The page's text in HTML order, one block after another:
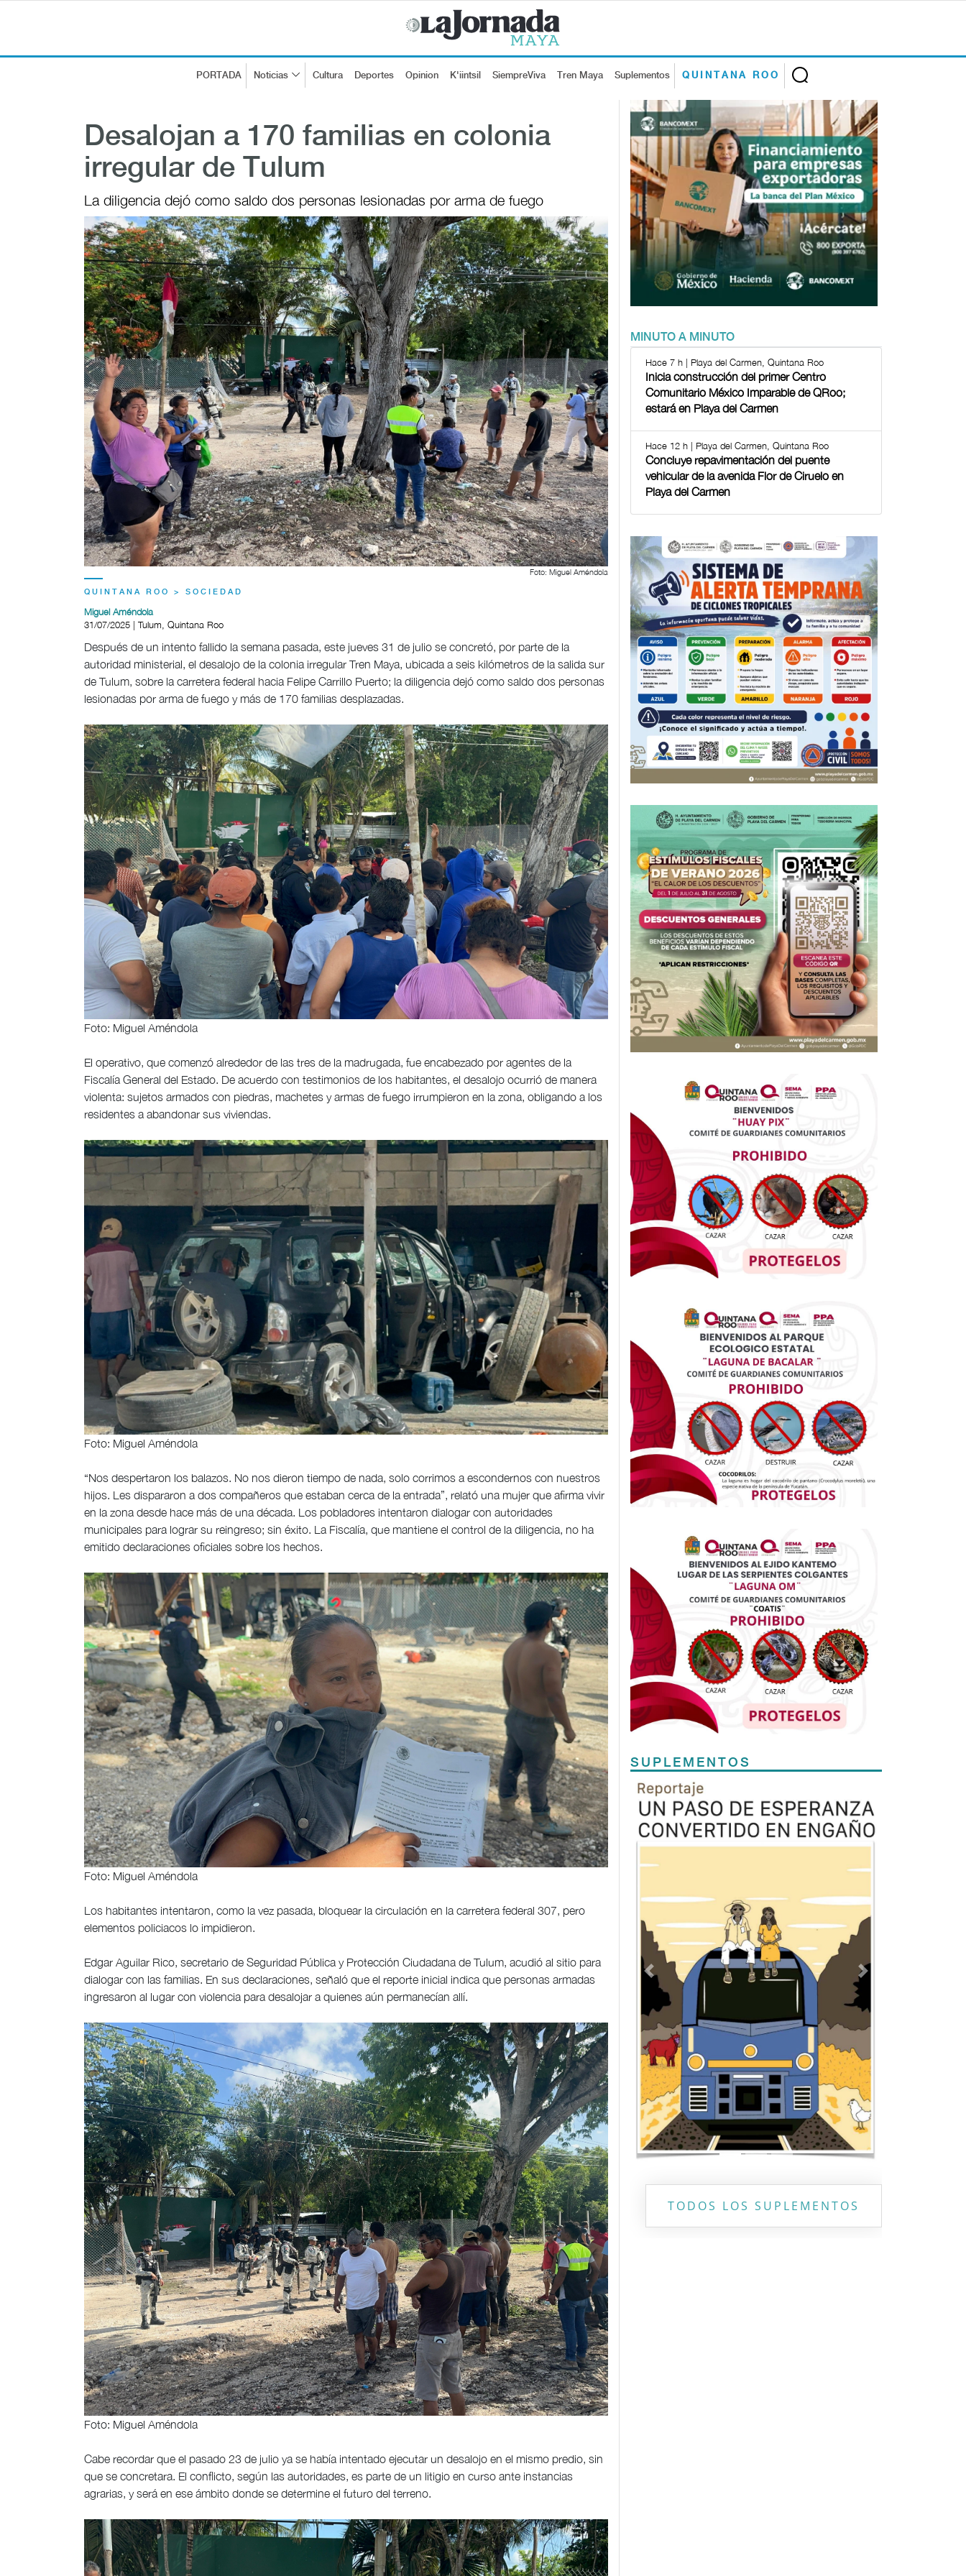
PORTADA Noticias Cultura Deportes Opinion K'iintsil SiempreViva Tren Maya Suplementos QUINTANA ROO
Desalojan a 170 familias en colonia
irregular de Tulum
La diligencia dejó como saldo dos personas lesionadas por arma de fuego
Foto: Miguel Améndola
QUINTANA ROO > SOCIEDAD
Miguel Améndola
31/07/2025 | Tulum, Quintana Roo
Después de un intento fallido la semana pasada, este jueves 31 de julio se concretó, por parte de la
autoridad ministerial, el desalojo de la colonia irregular Tren Maya, ubicada a seis kilómetros de la salida sur
de Tulum, sobre la carretera federal hacia Felipe Carrillo Puerto; la diligencia dejó como saldo dos personas
lesionadas por arma de fuego y más de 170 familias desplazadas.
Foto: Miguel Améndola
El operativo, que comenzó alrededor de las tres de la madrugada, fue encabezado por agentes de la
Fiscalía General del Estado. De acuerdo con testimonios de los habitantes, el desalojo ocurrió de manera
violenta: sujetos armados con piedras, machetes y armas de fuego irrumpieron en la zona, obligando a los
residentes a abandonar sus viviendas.
Foto: Miguel Améndola
“Nos despertaron los balazos. No nos dieron tiempo de nada, solo corrimos a escondernos con nuestros
hijos. Les dispararon a dos compañeros que estaban cerca de la entrada”, relató una mujer que afirma vivir
en la zona desde hace más de una década. Los pobladores intentaron dialogar con autoridades
municipales para lograr su reingreso; sin éxito. La Fiscalía, que mantiene el control de la diligencia, no ha
emitido declaraciones oficiales sobre los hechos.
Foto: Miguel Améndola
Los habitantes intentaron, como la vez pasada, bloquear la circulación en la carretera federal 307, pero
elementos policiacos lo impidieron.
Edgar Aguilar Rico, secretario de Seguridad Pública y Protección Ciudadana de Tulum, acudió al sitio para
dialogar con las familias. En sus declaraciones, señaló que el reporte inicial indica que personas armadas
ingresaron al lugar con violencia para desalojar a quienes aún permanecían allí.
Foto: Miguel Améndola
Cabe recordar que el pasado 23 de julio ya se había intentado ejecutar un desalojo en el mismo predio, sin
que se concretara. El conflicto, según las autoridades, es parte de un litigio en curso ante instancias
agrarias, y será en ese ámbito donde se determine el futuro del terreno.
MINUTO A MINUTO
Hace 7 h | Playa del Carmen, Quintana Roo
Inicia construcción del primer Centro
Comunitario México Imparable de QRoo;
estará en Playa del Carmen
Hace 12 h | Playa del Carmen, Quintana Roo
Concluye repavimentación del puente
vehicular de la avenida Flor de Ciruelo en
Playa del Carmen
SUPLEMENTOS
Previous
TODOS LOS SUPLEMENTOS